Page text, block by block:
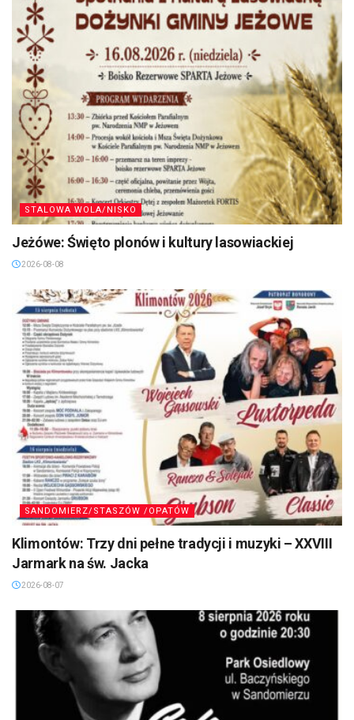
STALOWA WOLA/NISKO
Jeżówe: Święto plonów i kultury lasowiackiej
2026-08-08
SANDOMIERZ/STASZÓW /OPATÓW
Klimontów: Trzy dni pełne tradycji i muzyki – XXVIII
Jarmark na św. Jacka
2026-08-07